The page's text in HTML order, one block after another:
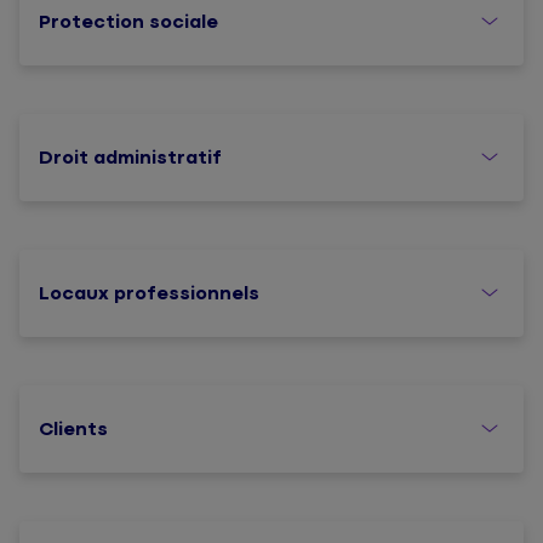
Protection sociale
Droit administratif
Locaux professionnels
Clients